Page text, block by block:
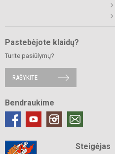
Pastebėjote klaidų?
Turite pasiūlymų?
RAŠYKITE
Bendraukime
Steigėjas